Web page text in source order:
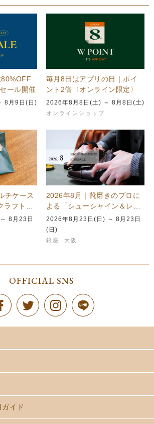
80%OFF
ール開催
8月9日(日)
毎月8日はアプリの日｜ポイ
ント2倍〈オンライン限定〉
2026年8月8日(土) ～ 8月8日(土)
オンラインショップ
チケース
フトを
プを青山
8月23日
2026年8月｜靴磨きのプロに
よる「シューシャイン＆レザ
ーケア」イベント開催スケジ
ュール
2026年8月23日(日) ～ 8月23日
(日)
銀座 大阪
OFFICIAL SNS
イド